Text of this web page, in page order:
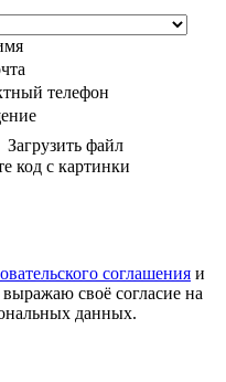
телефон
Загрузить файл
код с картинки
соглашения и
своё согласие на
данных.